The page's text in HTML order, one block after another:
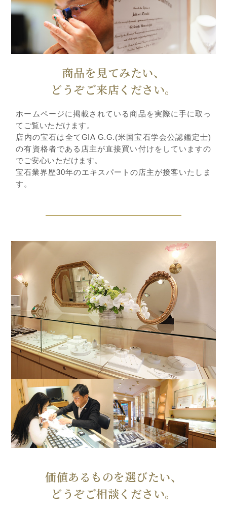
商品を見てみたい、
どうぞご来店ください。
ホームページに掲載されている商品を実際に手に取っ
てご覧いただけます。
店内の宝石は全てGIA G.G.(米国宝石学会公認鑑定士)
の有資格者である店主が直接買い付けをしていますの
でご安心いただけます。
宝石業界歴30年のエキスパートの店主が接客いたしま
す。
価値あるものを選びたい、
どうぞご相談ください。